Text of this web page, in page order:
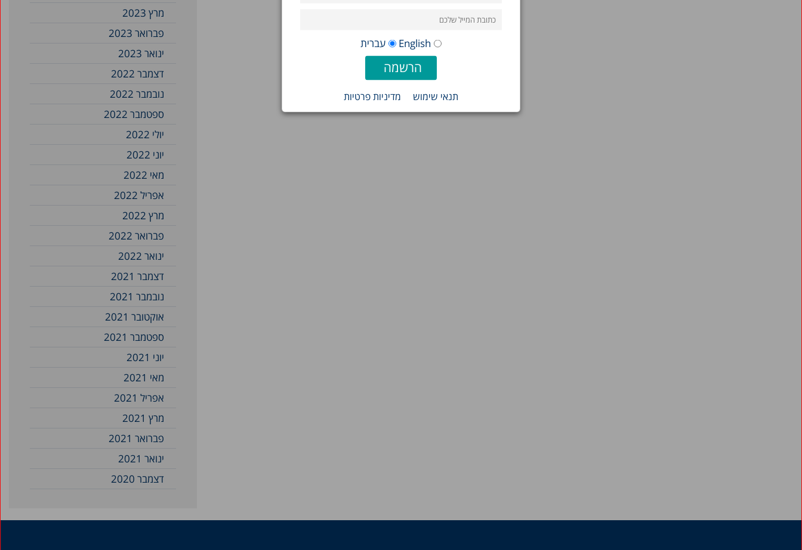
English עברית
תנאי שימוש מדיניות פרטיות
מרץ 2023
פברואר 2023
ינואר 2023
דצמבר 2022
נובמבר 2022
ספטמבר 2022
יולי 2022
יוני 2022
מאי 2022
אפריל 2022
מרץ 2022
פברואר 2022
ינואר 2022
דצמבר 2021
נובמבר 2021
אוקטובר 2021
ספטמבר 2021
יוני 2021
מאי 2021
אפריל 2021
מרץ 2021
פברואר 2021
ינואר 2021
דצמבר 2020